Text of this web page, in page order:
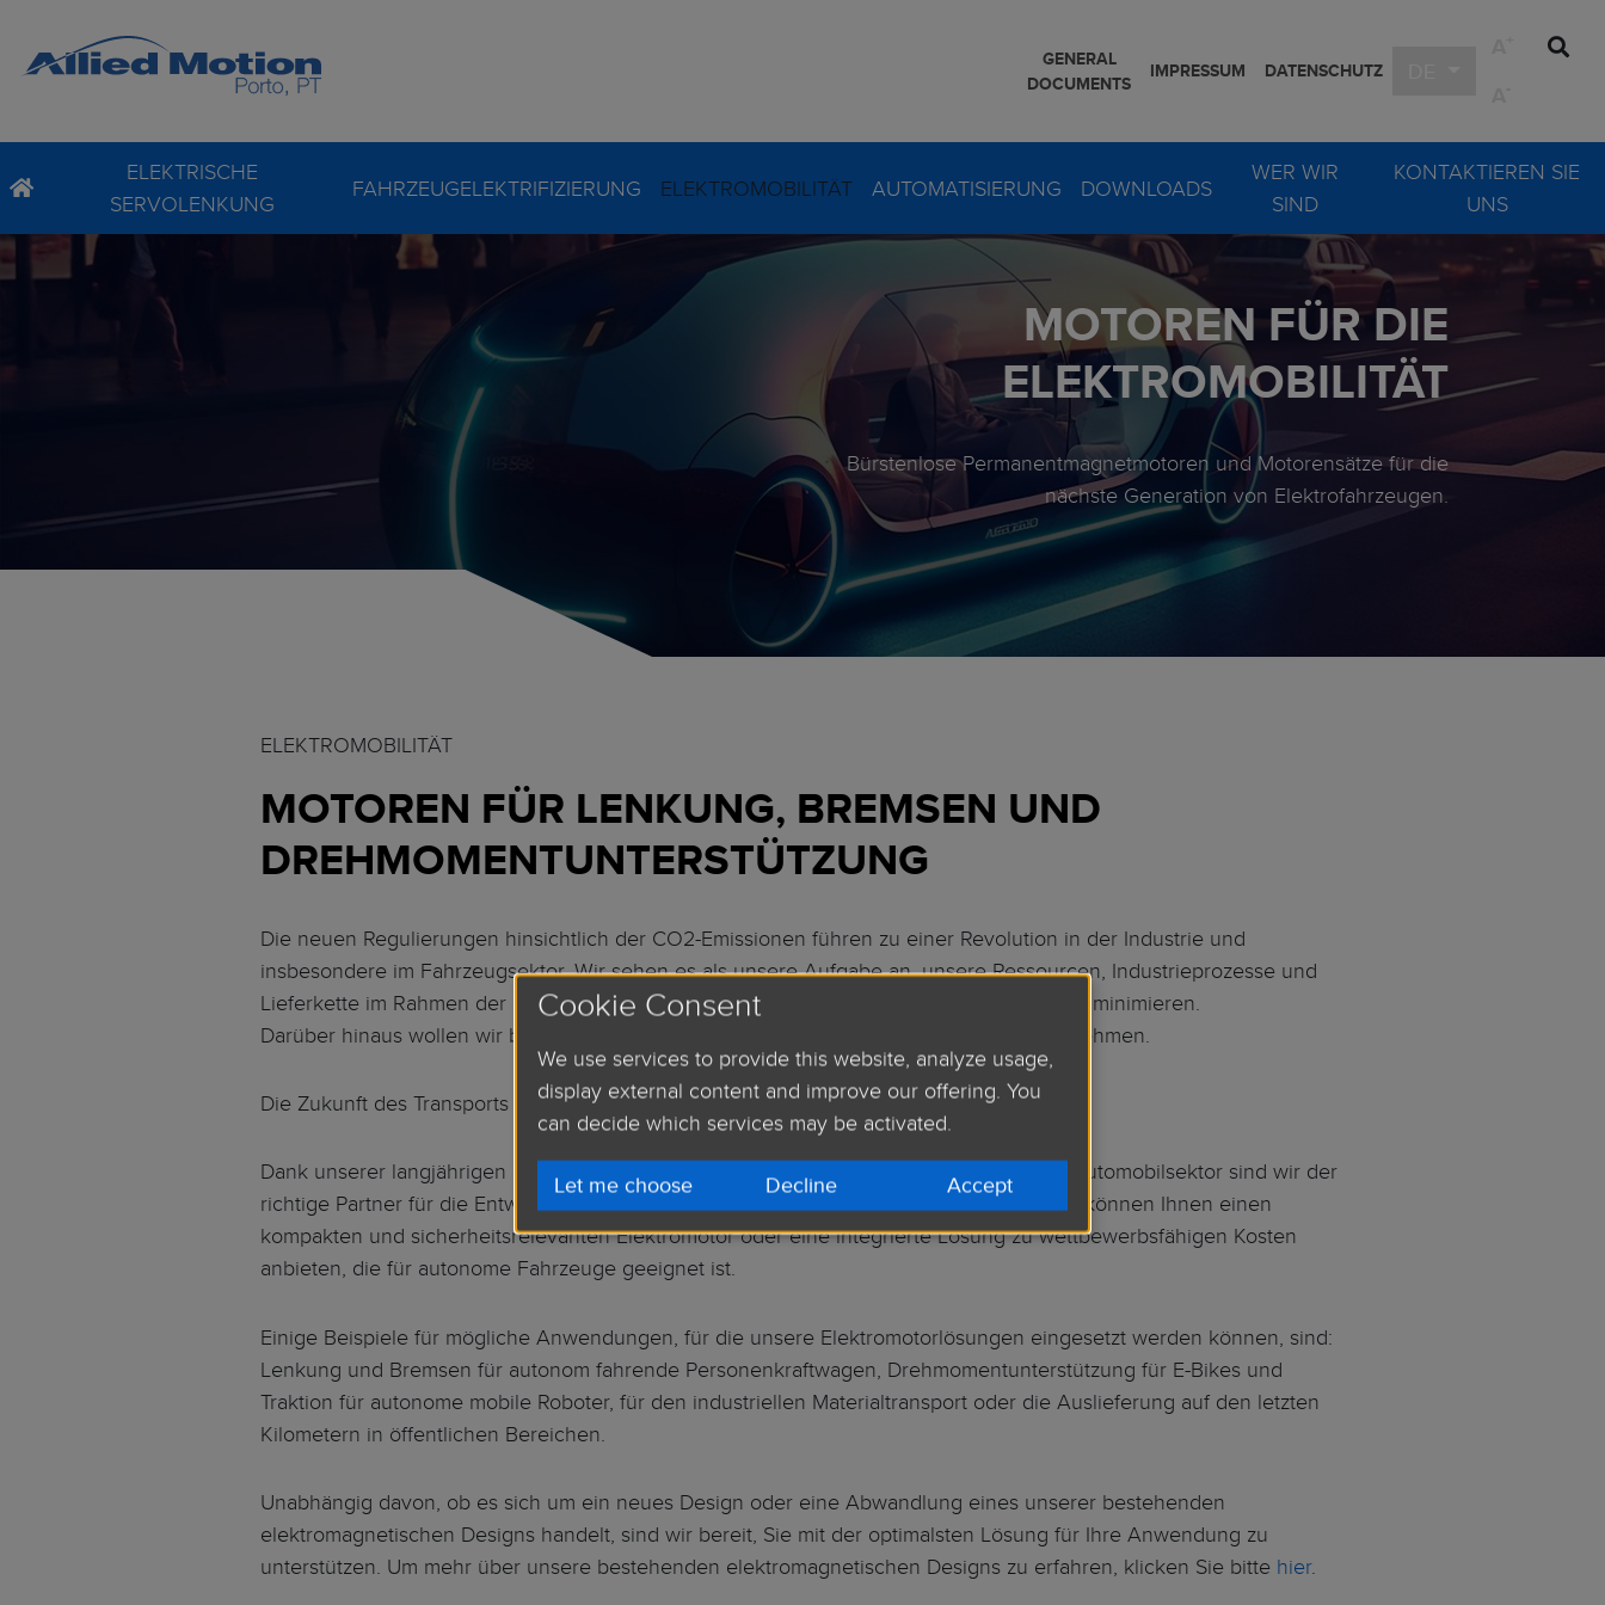
GENERAL
DOCUMENTS
IMPRESSUM DATENSCHUTZ
ELEKTRISCHE
SERVOLENKUNG
FAHRZEUGELEKTRIFIZIERUNG
Statorbaugruppe
Motor & Getriebe
ELEKTROMOBILITÄT AUTOMATISIERUNG
Rahmenlose Servomotoren
Rahmenlose Torquemotoren
DOWNLOADS
WER WIR
SIND
KONTAKTIEREN SIE
UNS
Kundenspezifische
MOTOREN FÜR DIE
ELEKTROMOBILITÄT
Bürstenlose Permanentmagnetmotoren und Motorensätze für die
nächste Generation von Elektrofahrzeugen.
ELEKTROMOBILITÄT
MOTOREN FÜR LENKUNG, BREMSEN UND
DREHMOMENTUNTERSTÜTZUNG
Die neuen Regulierungen hinsichtlich der CO2-Emissionen führen zu einer Revolution in der Industrie und
insbesondere im Fahrzeugsektor. Wir sehen es als unsere Aufgabe an, unsere Ressourcen, Industrieprozesse und
Lieferkette im Rahmen der Nachhaltigkeit zu verwalten und unseren CO2-Fußabdruck zu minimieren.
Darüber hinaus wollen wir bei der Kontrolle der CO2-Emissionen eine Vorreiterrolle einnehmen.
Die Zukunft des Transports und der Mikromobilität ist elektrisch!
Dank unserer langjährigen Erfahrung im Bereich elektrischer Antriebslösungen für den Automobilsektor sind wir der
richtige Partner für die Entwicklung Ihres Elektrofahrzeugs der nächsten Generation. Wir können Ihnen einen
kompakten und sicherheitsrelevanten Elektromotor oder eine integrierte Lösung zu wettbewerbsfähigen Kosten
anbieten, die für autonome Fahrzeuge geeignet ist.
Einige Beispiele für mögliche Anwendungen, für die unsere Elektromotorlösungen eingesetzt werden können, sind:
Lenkung und Bremsen für autonom fahrende Personenkraftwagen, Drehmomentunterstützung für E-Bikes und
Traktion für autonome mobile Roboter, für den industriellen Materialtransport oder die Auslieferung auf den letzten
Kilometern in öffentlichen Bereichen.
Unabhängig davon, ob es sich um ein neues Design oder eine Abwandlung eines unserer bestehenden
elektromagnetischen Designs handelt, sind wir bereit, Sie mit der optimalsten Lösung für Ihre Anwendung zu
unterstützen. Um mehr über unsere bestehenden elektromagnetischen Designs zu erfahren, klicken Sie bitte hier.
Cookie Consent
We use services to provide this website, analyze usage,
display external content and improve our offering. You
can decide which services may be activated.
Let me choose Decline Accept